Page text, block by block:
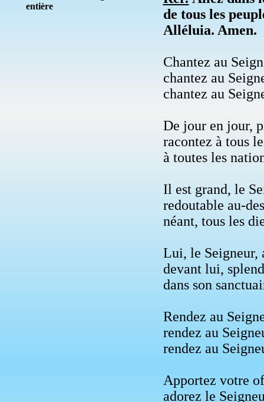
entière
de tous les
Alléluia. Amen.
Chantez au
chantez au
chantez au
De jour en jour,
racontez à tous
à toutes les
Il est grand, le
redoutable au-
néant, tous les
Lui, le Seigneur,
devant lui,
dans son
Rendez au
rendez au
rendez au
Apportez votre
adorez le